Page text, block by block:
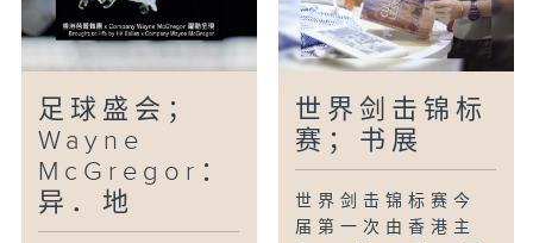
足球盛会；
Wayne
McGregor：
异．地
世界剑击锦标
赛；书展
世界剑击锦标赛今
届第一次由香港主